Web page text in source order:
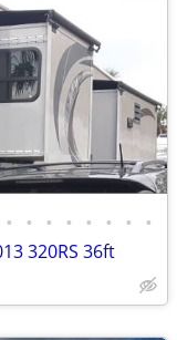
• • • • • • • •
320RS 36ft